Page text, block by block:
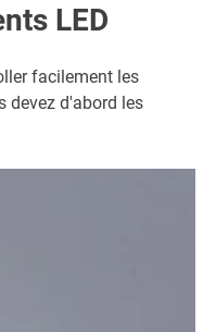
LED
facilement les
devez d'abord les